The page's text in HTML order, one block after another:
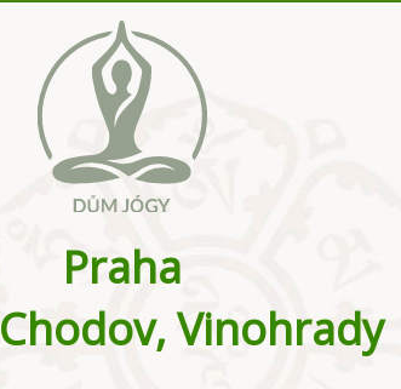
Praha
Vinohrady